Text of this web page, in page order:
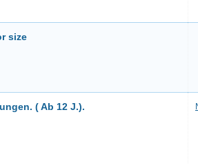
size
( Ab 12 J.).